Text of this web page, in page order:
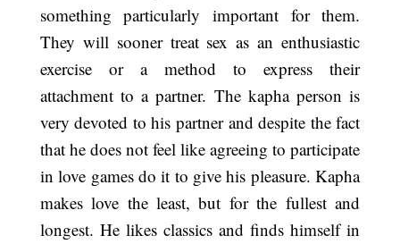
something particularly important for them.
They will sooner treat sex as an enthusiastic
exercise or a method to express their
attachment to a partner. The kapha person is
very devoted to his partner and despite the fact
that he does not feel like agreeing to participate
in love games do it to give his pleasure. Kapha
makes love the least, but for the fullest and
longest. He likes classics and finds himself in